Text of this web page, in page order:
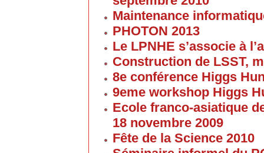
Maintenance
PHOTON 2013
Le LPNHE s’associe à
Construction de LSST,
8e conférence Higgs
9eme workshop Higgs
Ecole franco-asiatique
18 novembre 2009
Fête de la Science 2010